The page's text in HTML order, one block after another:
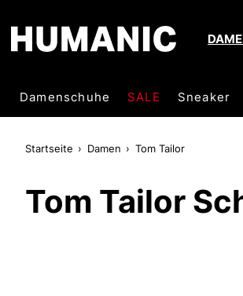
Damenschuhe SALE Sneaker
Startseite Damen Tom Tailor
Tom Tailor